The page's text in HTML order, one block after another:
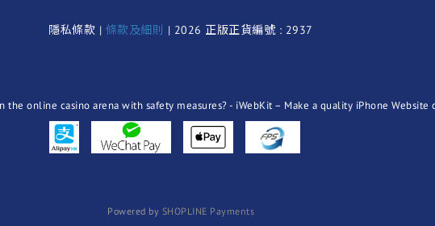
隱私條款 | 條款及細則 | 2026 正版正貨編號 : 2937
Powered by SHOPLINE Payments